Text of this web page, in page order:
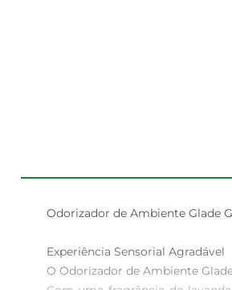
Odorizador de Ambiente Glade
Experiência Sensorial Agradável
O Odorizador de Ambiente